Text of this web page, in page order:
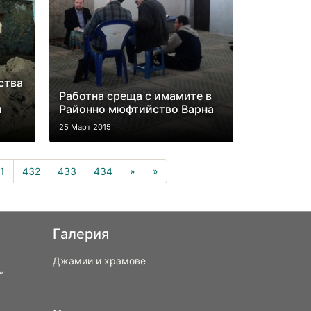
Работна среща с имамите в
Районно мюфтийство Варна
25 Март 2015
432 433 434 » »
Галерия
Джамии и храмове